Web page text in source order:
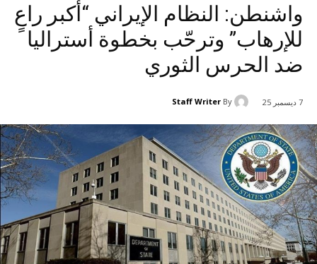
واشنطن: النظام الإيراني “أكبر راعٍ
للإرهاب” وترحّب بخطوة أستراليا
ضد الحرس الثوري
7 ديسمبر 25 By
Staff Writer